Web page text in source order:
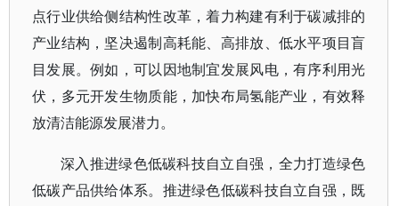
点行业供给侧结构性改革，着力构建有利于碳减排的
产业结构，坚决遏制高耗能、高排放、低水平项目盲
目发展。例如，可以因地制宜发展风电，有序利用光
伏，多元开发生物质能，加快布局氢能产业，有效释
放清洁能源发展潜力。
深入推进绿色低碳科技自立自强，全力打造绿色
低碳产品供给体系。推进绿色低碳科技自立自强，既